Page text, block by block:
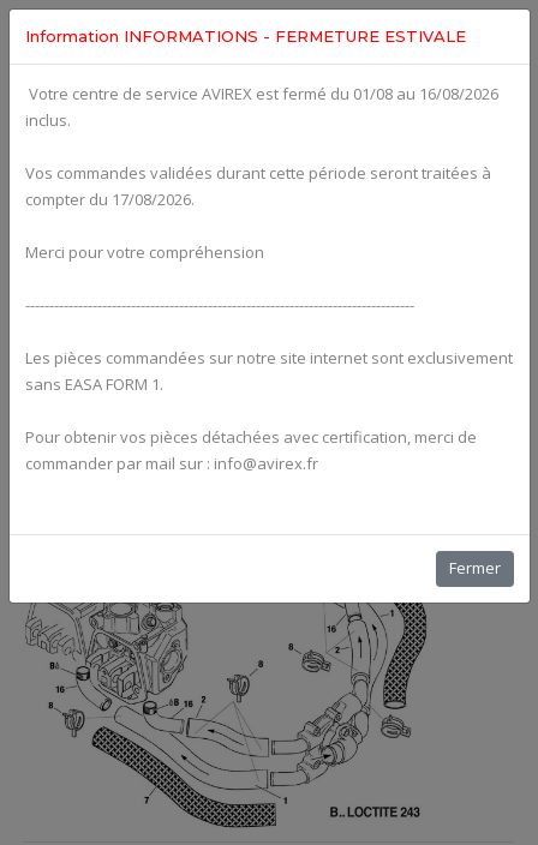
fig. 75-20-00-2
EXPANSION TANK WITH HOSES AND CONNECTIONS For
Click on Number to order Part
Information INFORMATIONS - FERMETURE ESTIVALE
Votre centre de service AVIREX est fermé du 01/08 au 16/08/2026
inclus.
Vos commandes validées durant cette période seront traitées à
compter du 17/08/2026.
Merci pour votre compréhension
---------------------------------------------------------------------------------
Les pièces commandées sur notre site internet sont exclusivement
sans EASA FORM 1.
Pour obtenir vos pièces détachées avec certification, merci de
commander par mail sur : info@avirex.fr
Fermer